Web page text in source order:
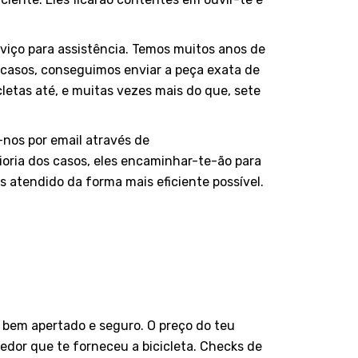
para assistência. Temos muitos anos de
conseguimos enviar a peça exata de
até, e muitas vezes mais do que, sete
por email através de
dos casos, eles encaminhar-te-ão para
atendido da forma mais eficiente possível.
apertado e seguro. O preço do teu
que te forneceu a bicicleta. Checks de